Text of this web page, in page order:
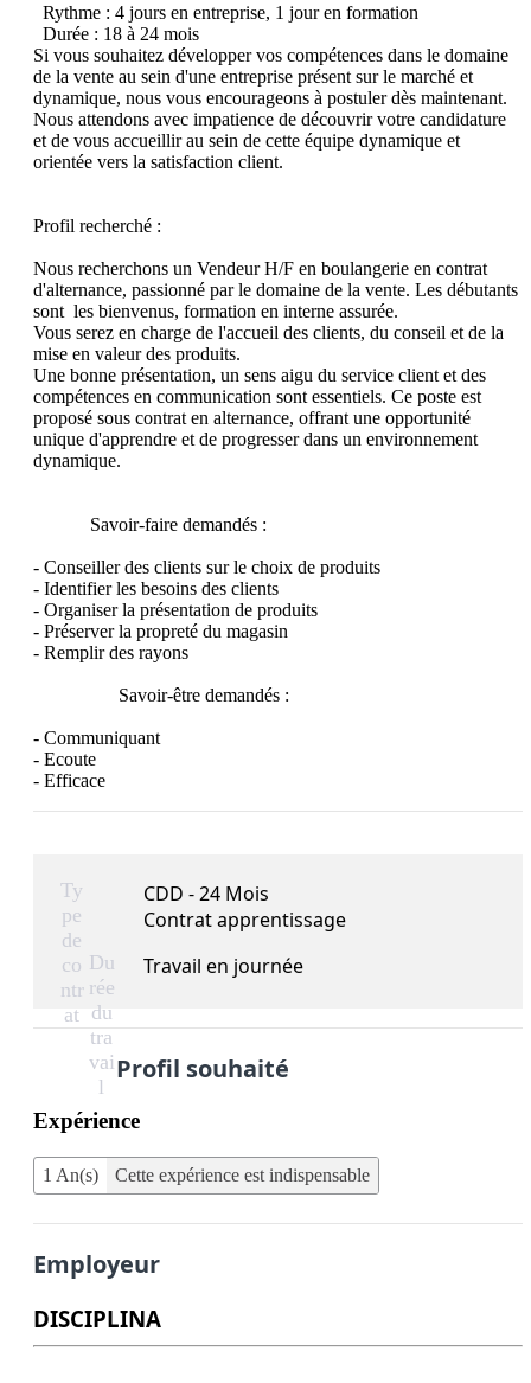
Rythme : 4 jours en entreprise, 1 jour en formation
Durée : 18 à 24 mois
Si vous souhaitez développer vos compétences dans le domaine
de la vente au sein d'une entreprise présent sur le marché et
dynamique, nous vous encourageons à postuler dès maintenant.
Nous attendons avec impatience de découvrir votre candidature
et de vous accueillir au sein de cette équipe dynamique et
orientée vers la satisfaction client.
Profil recherché :
Nous recherchons un Vendeur H/F en boulangerie en contrat
d'alternance, passionné par le domaine de la vente. Les débutants
sont  les bienvenus, formation en interne assurée.
Vous serez en charge de l'accueil des clients, du conseil et de la
mise en valeur des produits.
Une bonne présentation, un sens aigu du service client et des
compétences en communication sont essentiels. Ce poste est
proposé sous contrat en alternance, offrant une opportunité
unique d'apprendre et de progresser dans un environnement
dynamique.
- Conseiller des clients sur le choix de produits
- Identifier les besoins des clients
- Organiser la présentation de produits
- Préserver la propreté du magasin
- Remplir des rayons
- Communiquant
- Ecoute
- Efficace
Ty
pe
de
co
ntr
at
CDD - 24 Mois
Contrat apprentissage
Du
rée
du
tra
vai
l
Travail en journée
Profil souhaité
Expérience
1 An(s) Cette expérience est indispensable
Employeur
DISCIPLINA